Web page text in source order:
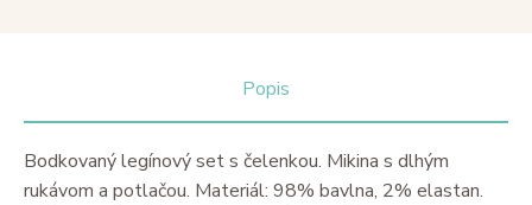
Popis
Bodkovaný legínový set s čelenkou. Mikina s dlhým
rukávom a potlačou. Materiál: 98% bavlna, 2% elastan.